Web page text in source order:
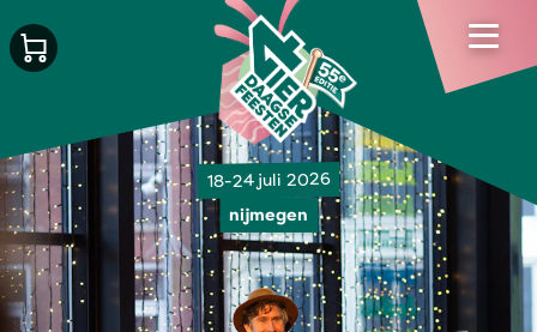
18-24 juli 2026
nijmegen